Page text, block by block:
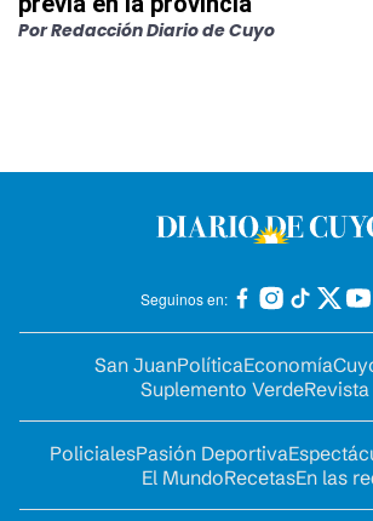
PorRedacción Diario de Cuyo
Seguinos en:
San JuanPolíticaEconomía
Suplemento VerdeRevista
PolicialesPasión Deportiva
El MundoRecetasEn las